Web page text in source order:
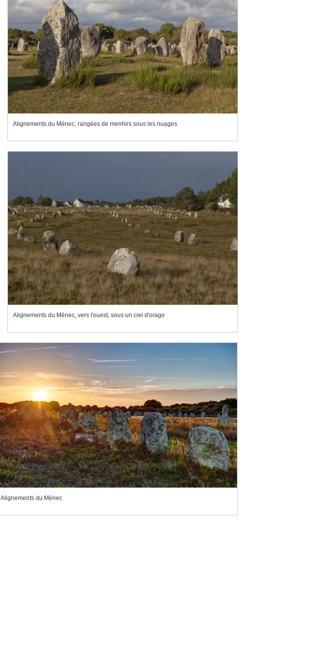
Alignements du Ménec, rangées de menhirs sous les nuages
Alignements du Ménec, vers l'ouest, sous un ciel d'orage
Alignements du Ménec